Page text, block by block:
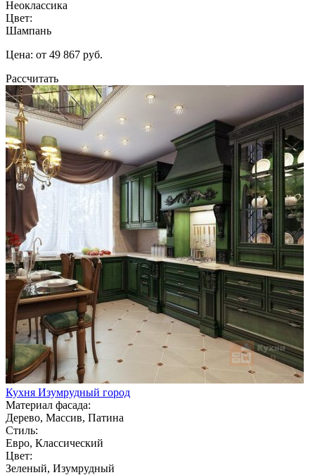
Неоклассика
Цвет:
Шампань
Цена: от 49 867 руб.
Рассчитать
Кухня Изумрудный город
Материал фасада:
Дерево, Массив, Патина
Стиль:
Евро, Классический
Цвет:
Зеленый, Изумрудный